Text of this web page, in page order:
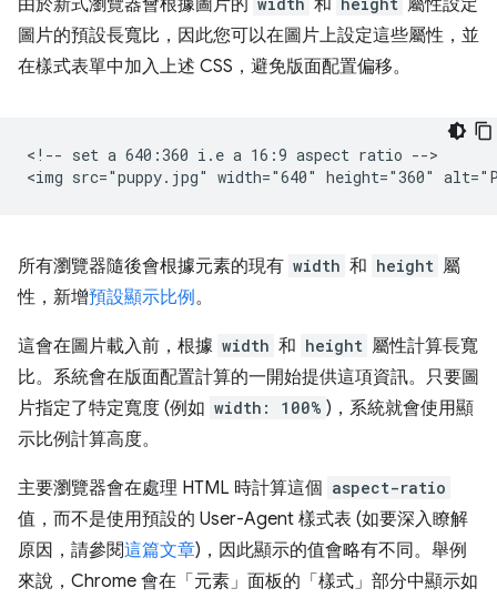
由於新式瀏覽器會根據圖片的 width 和 height 屬性設定
圖片的預設長寬比，因此您可以在圖片上設定這些屬性，並
在樣式表單中加入上述 CSS，避免版面配置偏移。
<!-- set a 640:360 i.e a 16:9 aspect ratio -->
所有瀏覽器隨後會根據元素的現有 width 和 height 屬
性，新增預設顯示比例。
這會在圖片載入前，根據 width 和 height 屬性計算長寬
比。系統會在版面配置計算的一開始提供這項資訊。只要圖
片指定了特定寬度 (例如 width: 100% )，系統就會使用顯
示比例計算高度。
主要瀏覽器會在處理 HTML 時計算這個 aspect-ratio
值，而不是使用預設的 User-Agent 樣式表 (如要深入瞭解
原因，請參閱這篇文章)，因此顯示的值會略有不同。舉例
來說，Chrome 會在「元素」面板的「樣式」部分中顯示如